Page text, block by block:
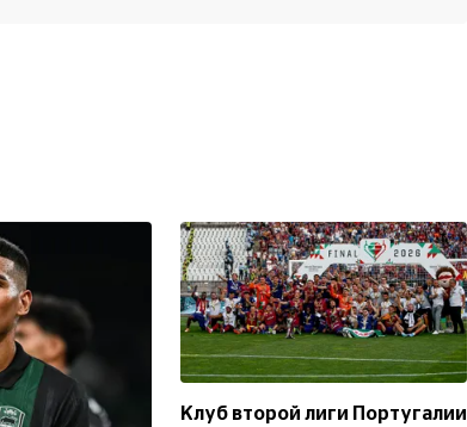
Клуб второй лиги Португалии